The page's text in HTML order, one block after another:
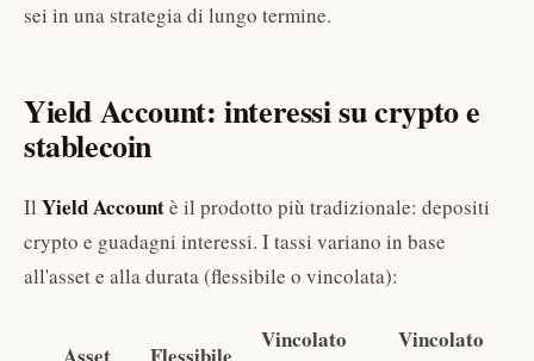
sei in una strategia di lungo termine.
Yield Account: interessi su crypto e
stablecoin
Il Yield Accountè il prodotto più tradizionale: depositi
crypto e guadagni interessi. I tassi variano in base
all'asset e alla durata (flessibile o vincolata):
Vincolato
Vincolato